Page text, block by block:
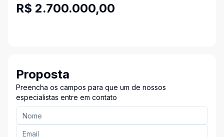
R$ 2.700.000,00
Proposta
Preencha os campos para que um de nossos
especialistas entre em contato